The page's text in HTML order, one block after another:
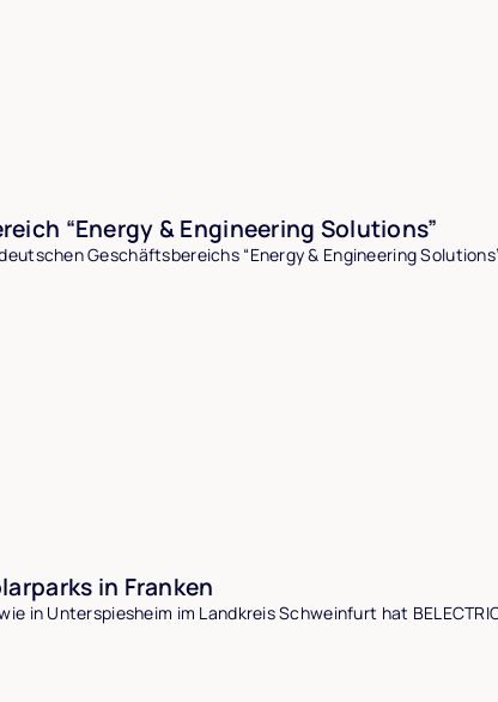
“Energy & Engineering Solutions”
Geschäftsbereichs “Energy & Engineering
in Franken
in Unterspiesheim im Landkreis Schweinfurt hat